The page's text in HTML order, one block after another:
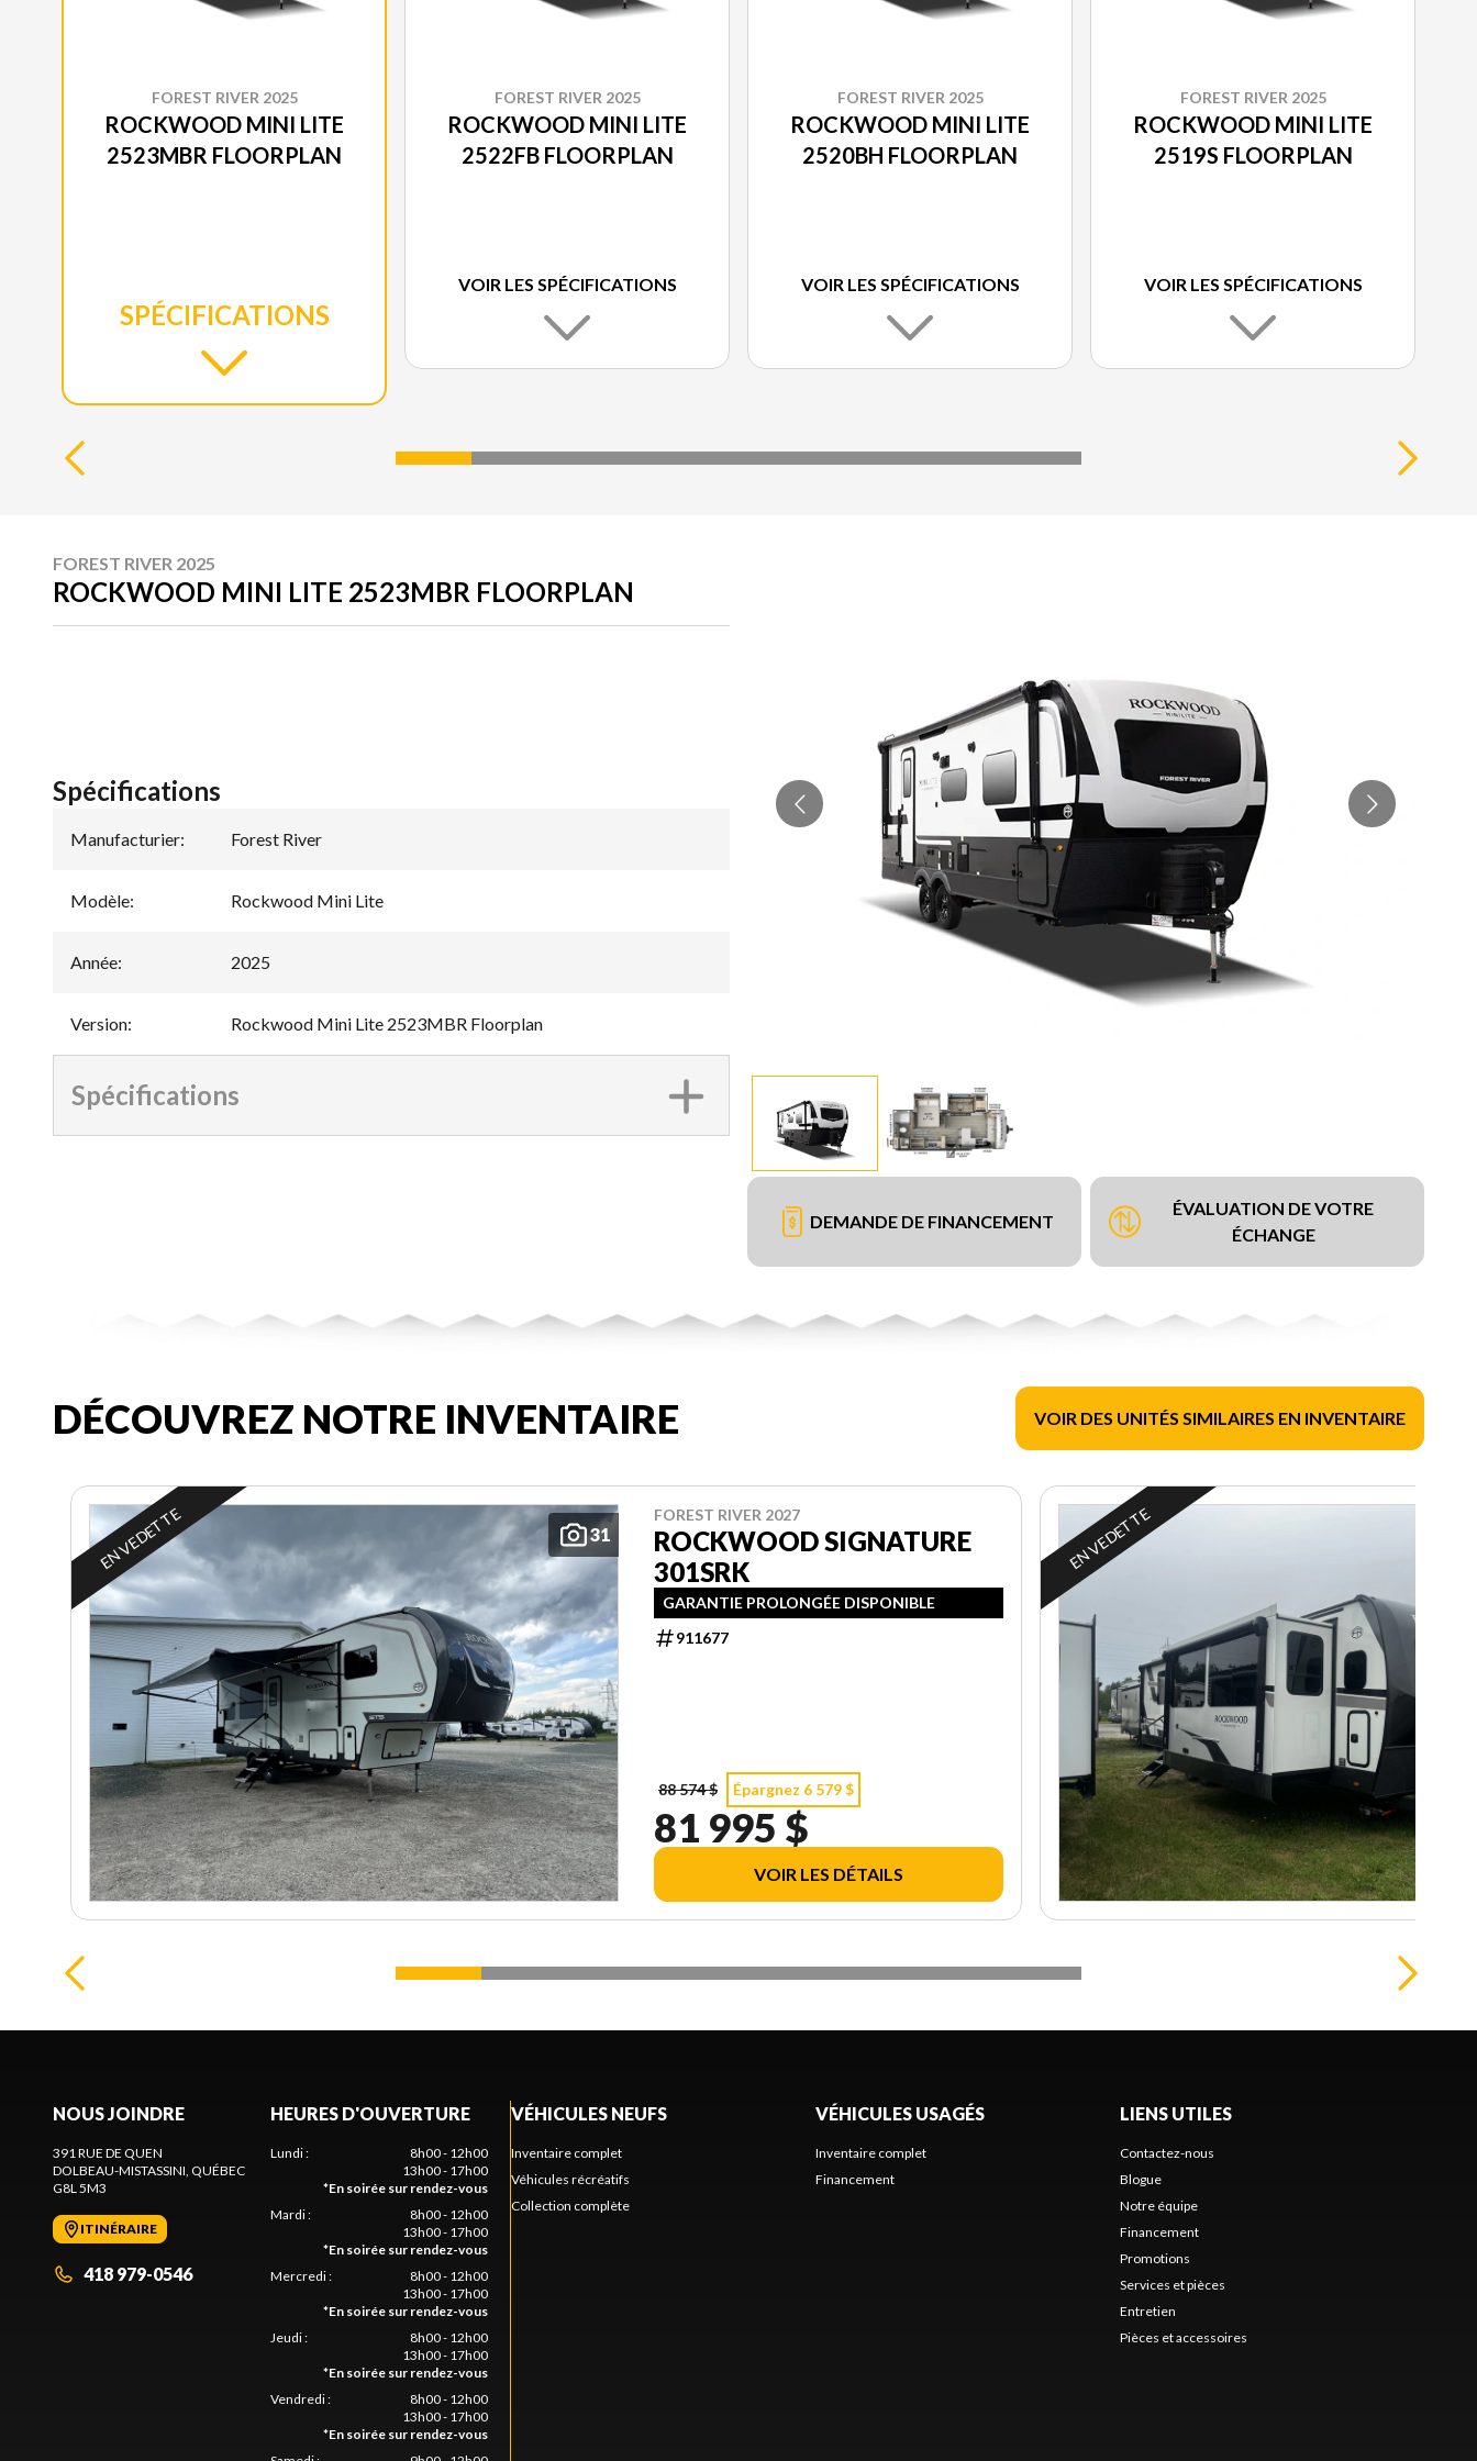
FOREST RIVER 2025
ROCKWOOD MINI LITE
2523MBR FLOORPLAN
SPÉCIFICATIONS
FOREST RIVER 2025
ROCKWOOD MINI LITE
2522FB FLOORPLAN
VOIR LES SPÉCIFICATIONS
FOREST RIVER 2025
ROCKWOOD MINI LITE
2520BH FLOORPLAN
VOIR LES SPÉCIFICATIONS
FOREST RIVER 2025
ROCKWOOD MINI LITE
2519S FLOORPLAN
VOIR LES SPÉCIFICATIONS
FOREST RIVER 2025
ROCKWOOD MINI LITE 2523MBR FLOORPLAN
DEMANDE DE FINANCEMENT
ÉVALUATION DE VOTRE
ÉCHANGE
Spécifications
Manufacturier: Forest River
Modèle: Rockwood Mini Lite
Année: 2025
Version: Rockwood Mini Lite 2523MBR Floorplan
Spécifications
DÉCOUVREZ NOTRE INVENTAIRE VOIR DES UNITÉS SIMILAIRES EN INVENTAIRE
31
EN VEDETTE FOREST RIVER 2027
ROCKWOOD SIGNATURE
301SRK
GARANTIE PROLONGÉE DISPONIBLE
911677
88 574 $ Épargnez 6 579 $
81 995 $
VOIR LES DÉTAILS
EN VEDETTE
NOUS JOINDRE
391 RUE DE QUEN
DOLBEAU-MISTASSINI , QUÉBEC
G8L 5M3
ITINÉRAIRE
418 979-0546
HEURES D'OUVERTURE
Lundi:
8h00 - 12h00
13h00 - 17h00
*En soirée sur rendez-vous
Mardi:
8h00 - 12h00
13h00 - 17h00
*En soirée sur rendez-vous
Mercredi:
8h00 - 12h00
13h00 - 17h00
*En soirée sur rendez-vous
Jeudi:
8h00 - 12h00
13h00 - 17h00
*En soirée sur rendez-vous
Vendredi:
8h00 - 12h00
13h00 - 17h00
*En soirée sur rendez-vous
VÉHICULES NEUFS
Inventaire complet
Véhicules récréatifs
Collection complète
VÉHICULES USAGÉS
Inventaire complet
Financement
LIENS UTILES
Contactez-nous
Blogue
Notre équipe
Financement
Promotions
Services et pièces
Entretien
Pièces et accessoires